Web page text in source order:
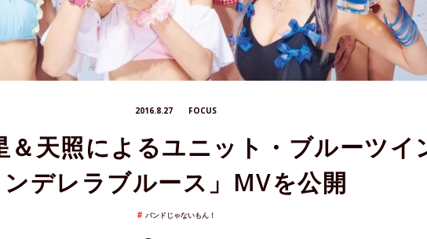
2016.8.27 FOCUS
＆天照によるユニット・ブルーツイ
ンデレラブルース」MVを公開
バンドじゃないもん！